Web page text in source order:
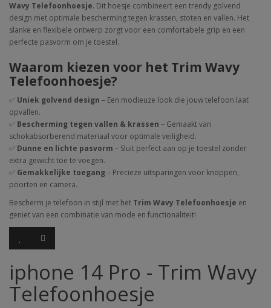
Wavy Telefoonhoesje. Dit hoesje combineert een trendy golvend
design met optimale bescherming tegen krassen, stoten en vallen. Het
slanke en flexibele ontwerp zorgt voor een comfortabele grip en een
perfecte pasvorm om je toestel.
Waarom kiezen voor het Trim Wavy
Telefoonhoesje?
✅ Uniek golvend design – Een modieuze look die jouw telefoon laat
opvallen.
✅ Bescherming tegen vallen & krassen – Gemaakt van
schokabsorberend materiaal voor optimale veiligheid.
✅ Dunne en lichte pasvorm – Sluit perfect aan op je toestel zonder
extra gewicht toe te voegen.
✅ Gemakkelijke toegang– Precieze uitsparingen voor knoppen,
poorten en camera.
Bescherm je telefoon in stijl met het Trim Wavy Telefoonhoesje en
geniet van een combinatie van mode en functionaliteit!
iphone 14 Pro - Trim Wavy
Telefoonhoesje